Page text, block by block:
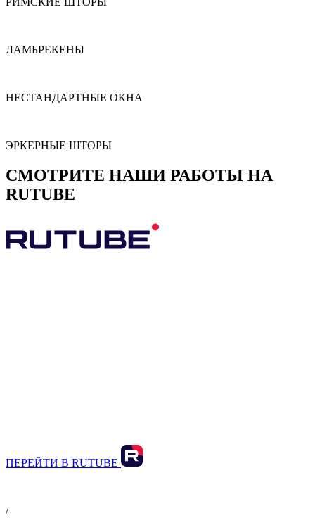
ЛАМБРЕКЕНЫ
НЕСТАНДАРТНЫЕ ОКНА
ЭРКЕРНЫЕ ШТОРЫ
СМОТРИТЕ НАШИ РАБОТЫ НА
RUTUBE
ПЕРЕЙТИ В RUTUBE
/